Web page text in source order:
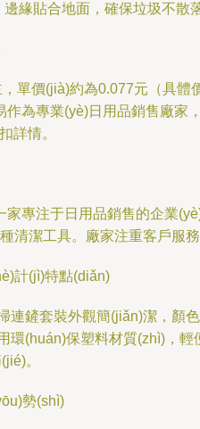
緣貼合地面，確保垃圾不散
單價(jià)約為0.077元（具
作為專業(yè)日用品銷售廠家
詳情。
家專注于日用品銷售的企業
清潔工具。廠家注重客戶服
計(jì)特點(diǎn)
連鏟套裝外觀簡(jiǎn)潔，顏
環(huán)保塑料材質(zhì)，
。
勢(shì)